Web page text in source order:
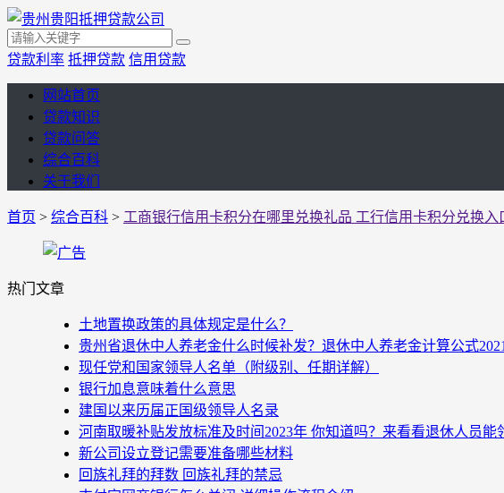
贷款利率 抵押贷款 信用贷款
网站首页
贷款知识
贷款问答
综合百科
关于我们
首页 > 综合百科 > 工商银行信用卡积分在哪里兑换礼品 工行信用卡积分兑换入
热门文章
土地置换政策的具体规定是什么？
贵州省退休中人养老金什么时候补发？退休中人养老金计算公式2021
现任党和国家领导人名单（附级别、任期详解）
银行加息意味着什么意思
建国以来历届正国级领导人名录
河南取暖补贴发放标准及时间2023年 你知道吗？来看看退休人员能
新公司设立登记需要准备哪些材料
回族礼拜的拜数 回族礼拜的禁忌